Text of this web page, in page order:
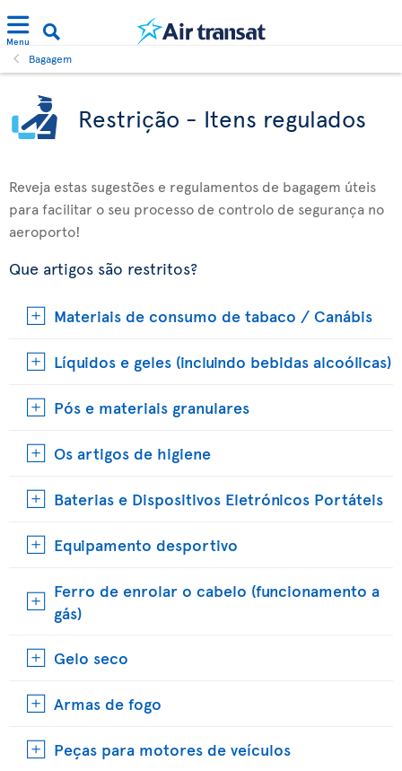
Menu
Bagagem
Restrição - Itens regulados
Reveja estas sugestões e regulamentos de bagagem úteis
para facilitar o seu processo de controlo de segurança no
aeroporto!
Que artigos são restritos?
Materiais de consumo de tabaco / Canábis
Líquidos e geles (incluindo bebidas alcoólicas)
Pós e materiais granulares
Os artigos de higiene
Baterias e Dispositivos Eletrónicos Portáteis
Equipamento desportivo
Ferro de enrolar o cabelo (funcionamento a
gás)
Gelo seco
Armas de fogo
Peças para motores de veículos